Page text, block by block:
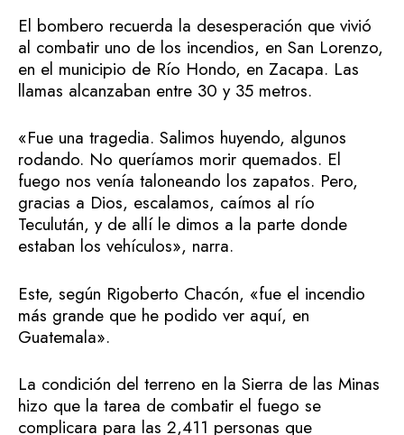
El bombero recuerda la desesperación que vivió
al combatir uno de los incendios, en San Lorenzo,
en el municipio de Río Hondo, en Zacapa. Las
llamas alcanzaban entre 30 y 35 metros.
«Fue una tragedia. Salimos huyendo, algunos
rodando. No queríamos morir quemados. El
fuego nos venía taloneando los zapatos. Pero,
gracias a Dios, escalamos, caímos al río
Teculután, y de allí le dimos a la parte donde
estaban los vehículos», narra.
Este, según Rigoberto Chacón, «fue el incendio
más grande que he podido ver aquí, en
Guatemala».
La condición del terreno en la Sierra de las Minas
hizo que la tarea de combatir el fuego se
complicara para las 2,411 personas que